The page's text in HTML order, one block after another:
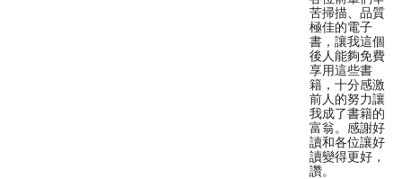
苦掃描、品質
極佳的電子
書，讓我這個
後人能夠免費
享用這些書
籍，十分感激
前人的努力讓
我成了書籍的
富翁。感謝好
讀和各位讓好
讀變得更好，
讚。